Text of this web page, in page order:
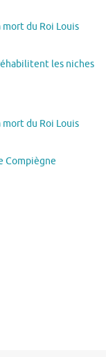
mort du Roi Louis
les niches
mort du Roi Louis
Compiègne